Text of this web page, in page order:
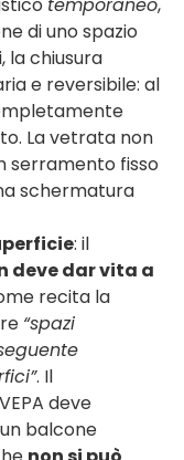
di uno spazio
la chiusura
e reversibile: al
La vetrata non
serramento fisso
schermatura
: il
deve dar vita a
recita la
“spazi
. Il
deve
balcone